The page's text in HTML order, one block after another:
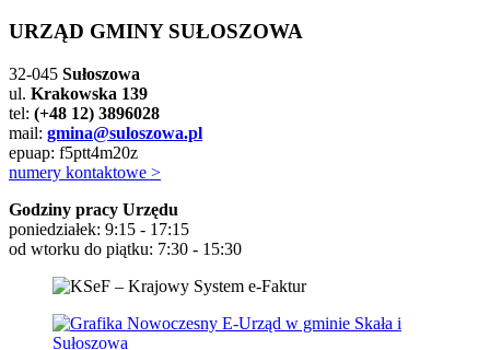
URZĄD GMINY SUŁOSZOWA
32-045 Sułoszowa
ul. Krakowska 139
tel: (+48 12) 3896028
mail: gmina@suloszowa.pl
epuap: f5ptt4m20z
numery kontaktowe >
Godziny pracy Urzędu
poniedziałek: 9:15 - 17:15
od wtorku do piątku: 7:30 - 15:30